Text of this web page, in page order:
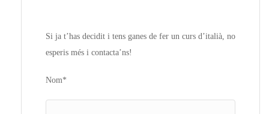
Si ja t’has decidit i tens ganes de fer un curs d’italià, no
esperis més i contacta’ns!
Nom*